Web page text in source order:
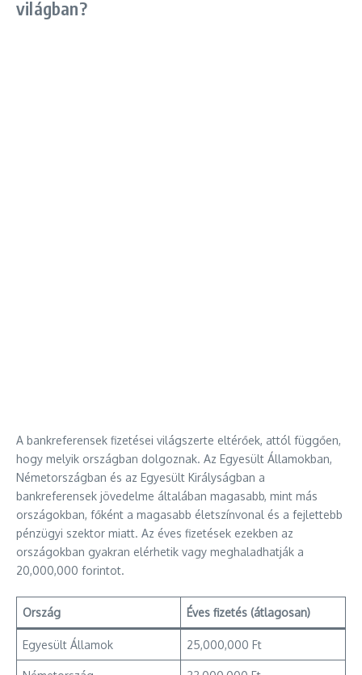
világban?
A bankreferensek fizetései világszerte eltérőek, attól függően,
hogy melyik országban dolgoznak. Az Egyesült Államokban,
Németországban és az Egyesült Királyságban a
bankreferensek jövedelme általában magasabb, mint más
országokban, főként a magasabb életszínvonal és a fejlettebb
pénzügyi szektor miatt. Az éves fizetések ezekben az
országokban gyakran elérhetik vagy meghaladhatják a
20,000,000 forintot.
Ország Éves fizetés (átlagosan)
Egyesült Államok 25,000,000 Ft